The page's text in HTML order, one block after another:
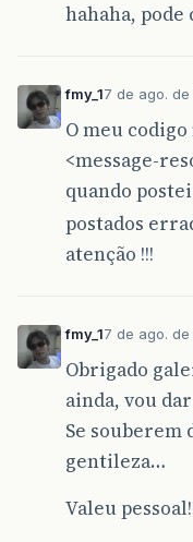
hahaha,
fmy_17 de ago.
O meu
<message-
quando
postados
atenção !!!
fmy_17 de ago.
Obrigado
ainda, vou
Se
gentileza…
Valeu